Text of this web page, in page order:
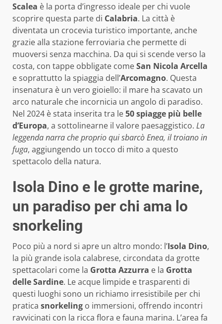
Scalea è la porta d’ingresso ideale per chi vuole
scoprire questa parte di Calabria. La città è
diventata un crocevia turistico importante, anche
grazie alla stazione ferroviaria che permette di
muoversi senza macchina. Da qui si scende verso la
costa, con tappe obbligate comeSan Nicola Arcella
e soprattutto la spiaggia dell’Arcomagno. Questa
insenatura è un vero gioiello: il mare ha scavato un
arco naturale che incornicia un angolo di paradiso.
Nel 2024 è stata inserita tra le50 spiagge più belle
d’Europa, a sottolinearne il valore paesaggistico. La
leggenda narra che proprio qui sbarcò Enea, il troiano in
fuga, aggiungendo un tocco di mito a questo
spettacolo della natura.
Isola Dino e le grotte marine,
un paradiso per chi ama lo
snorkeling
Poco più a nord si apre un altro mondo: l’Isola Dino,
la più grande isola calabrese, circondata da grotte
spettacolari come la Grotta Azzurra e la Grotta
delle Sardine. Le acque limpide e trasparenti di
questi luoghi sono un richiamo irresistibile per chi
pratica snorkeling o immersioni, offrendo incontri
ravvicinati con la ricca flora e fauna marina. L’area fa